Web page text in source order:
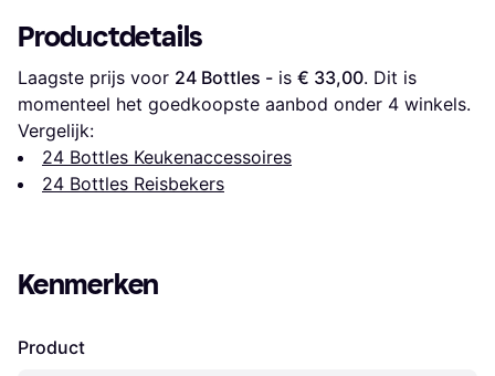
Productdetails
Laagste prijs voor 24 Bottles - is € 33,00. Dit is
momenteel het goedkoopste aanbod onder 4 winkels.
Vergelijk:
24 Bottles Keukenaccessoires
24 Bottles Reisbekers
Kenmerken
Product